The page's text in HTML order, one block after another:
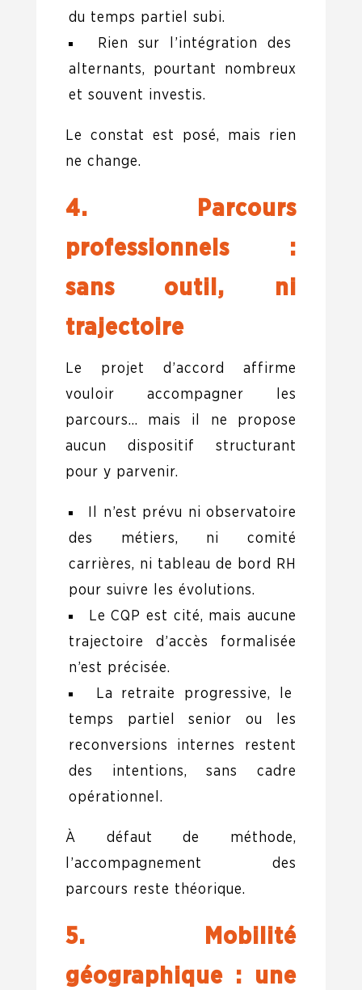
du temps partiel subi.
Rien sur l’intégration des
alternants, pourtant nombreux
et souvent investis.
Le constat est posé, mais rien
ne change.
4. Parcours
professionnels :
sans outil, ni
trajectoire
Le projet d’accord affirme
vouloir accompagner les
parcours… mais il ne propose
aucun dispositif structurant
pour y parvenir.
Il n’est prévu ni observatoire
des métiers, ni comité
carrières, ni tableau de bord RH
pour suivre les évolutions.
Le CQP est cité, mais aucune
trajectoire d’accès formalisée
n’est précisée.
La retraite progressive, le
temps partiel senior ou les
reconversions internes restent
des intentions, sans cadre
opérationnel.
À défaut de méthode,
l’accompagnement des
parcours reste théorique.
5. Mobilité
géographique : une